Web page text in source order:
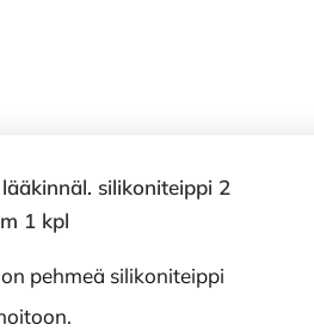
silikoniteippi 2
1 kpl
pehmeä silikoniteippi